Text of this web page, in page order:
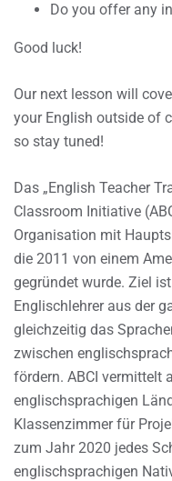
Do you offer any
Good luck!
Our next lesson will
your English outside of
so stay tuned!
Das „English Teacher
Classroom Initiative
Organisation mit
die 2011 von einem
gegründet wurde. Ziel
Englischlehrer aus der
gleichzeitig das
zwischen
fördern. ABCI vermittelt
englischsprachigen
Klassenzimmer für
zum Jahr 2020 jedes
englischsprachigen